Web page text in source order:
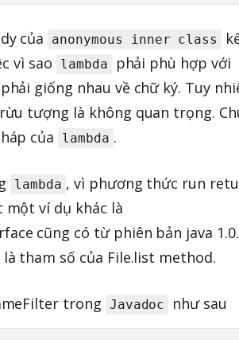
của anonymous inner class
vì sao
lambda
phải phù hợp với
giống nhau về chữ ký. Tuy
tượng là không quan trọng.
của
lambda .
lambda , vì phương thức run
một ví dụ khác là
cũng có từ phiên bản java 1.0.
tham số của File.list method.
trong Javadoc như sau